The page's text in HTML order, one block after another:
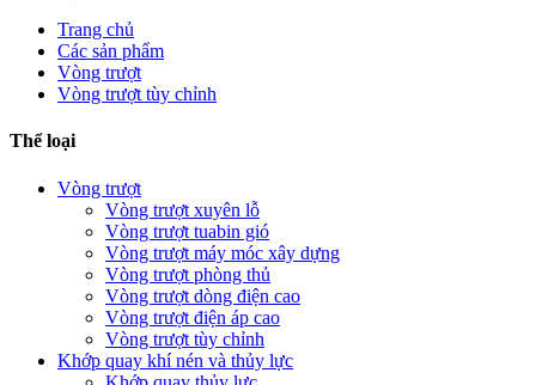
Trang chủ
Các sản phẩm
Vòng trượt
Vòng trượt tùy chỉnh
Thể loại
Vòng trượt
Vòng trượt xuyên lỗ
Vòng trượt tuabin gió
Vòng trượt máy móc xây dựng
Vòng trượt phòng thủ
Vòng trượt dòng điện cao
Vòng trượt điện áp cao
Vòng trượt tùy chỉnh
Khớp quay khí nén và thủy lực